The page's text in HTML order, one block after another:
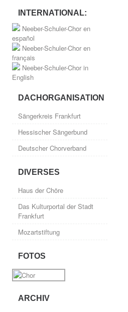
INTERNATIONAL:
Neeber-Schuler-Chor en
español
Neeber-Schuler-Chor en
français
Neeber-Schuler-Chor in
English
DACHORGANISATION
Sängerkreis Frankfurt
Hessischer Sängerbund
Deutscher Chorverband
DIVERSES
Haus der Chöre
Das Kulturportal der Stadt
Frankfurt
Mozartstiftung
FOTOS
ARCHIV